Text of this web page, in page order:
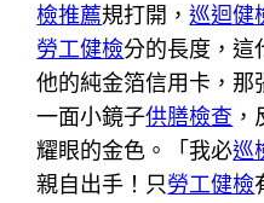
檢推薦規打開，巡迴健
勞工健檢分的長度，這
他的純金箔信用卡，那
一面小鏡子供膳檢查
耀眼的金色。「我必巡
親自出手！只勞工健檢